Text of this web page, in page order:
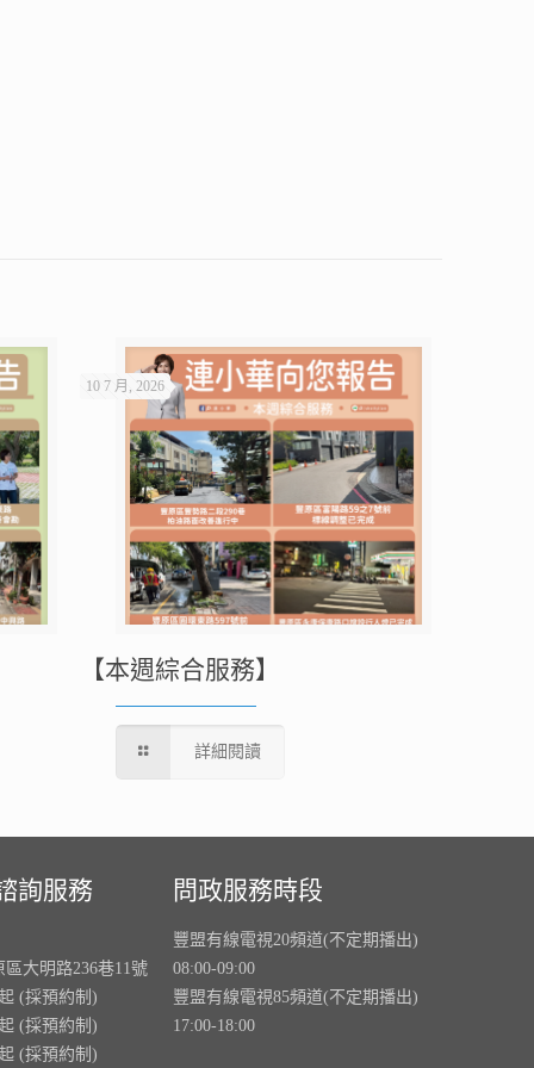
10 7 月, 2026
【本週綜合服務】
詳細閱讀
詢服務
區大明路236巷11號
(採預約制)
(採預約制)
(採預約制)
問政服務時段
豐盟有線電視20頻道(不定期播出)
08:00-09:00
豐盟有線電視85頻道(不定期播出)
17:00-18:00